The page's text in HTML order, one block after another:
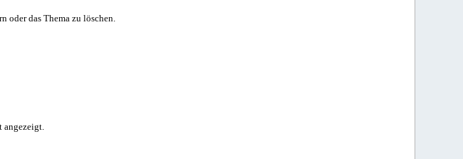
oder das Thema zu löschen.